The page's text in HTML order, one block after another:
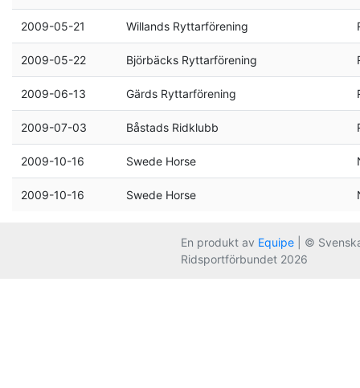
2009-05-21 Willands Ryttarförening
2009-05-22 Björbäcks Ryttarförening
2009-06-13 Gärds Ryttarförening
2009-07-03 Båstads Ridklubb
2009-10-16 Swede Horse
2009-10-16 Swede Horse
En produkt av Equipe | ©
Ridsportförbundet 2026